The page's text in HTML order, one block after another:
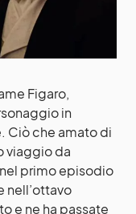
Figaro,
in
Ciò che amato di
viaggio da
primo episodio
nell’ottavo
e ne ha passate